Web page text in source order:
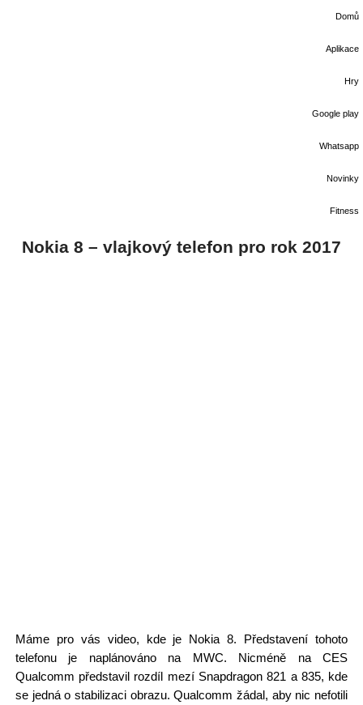
Domů
Aplikace
Hry
Google play
Whatsapp
Novinky
Fitness
Nokia 8 – vlajkový telefon pro rok 2017
Máme pro vás video, kde je Nokia 8. Představení tohoto
telefonu je naplánováno na MWC. Nicméně na CES
Qualcomm představil rozdíl mezí Snapdragon 821 a 835, kde
se jedná o stabilizaci obrazu. Qualcomm žádal, aby nic nefotili